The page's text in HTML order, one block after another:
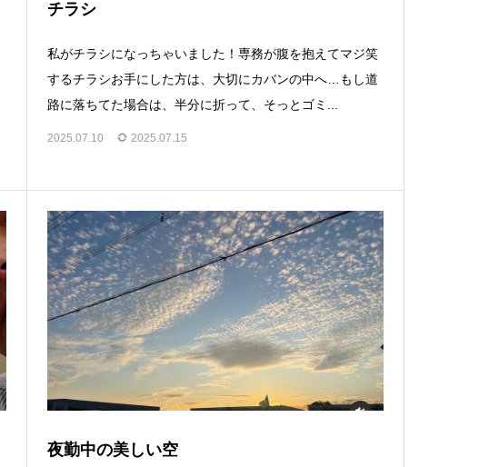
チラシ
私がチラシになっちゃいました！専務が腹を抱えてマジ笑
するチラシお手にした方は、大切にカバンの中へ…もし道
路に落ちてた場合は、半分に折って、そっとゴミ...
2025.07.10 2025.07.15
夜勤中の美しい空